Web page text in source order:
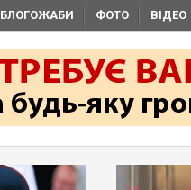
БЛОГОЖАБИ ФОТО ВІДЕО